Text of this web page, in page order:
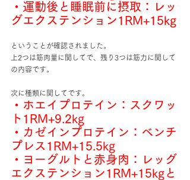
・運動後と睡眠前に摂取：レッ
グエクステンション1RM+15kg
ということが確認されました。
上2つは筋肉量に関してで、残り3つは筋力に関して
の内容です。
次に種類に関してです。
・ホエイプロテイン：スクワッ
ト1RM+9.2kg
・カゼインプロテイン：ベンチ
プレス1RM+15.5kg
・ヨーグルトと赤身肉：レッグ
エクステンション1RM+15kgと